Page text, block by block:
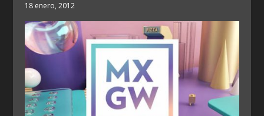
18 enero, 2012